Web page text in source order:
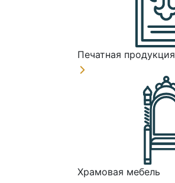
Печатная продукция
Храмовая мебель